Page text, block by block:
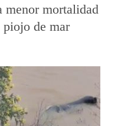
menor mortalidad
piojo de mar